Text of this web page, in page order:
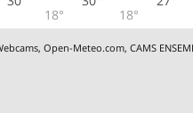
18°
18°
,Open-Meteo.com,CAMS